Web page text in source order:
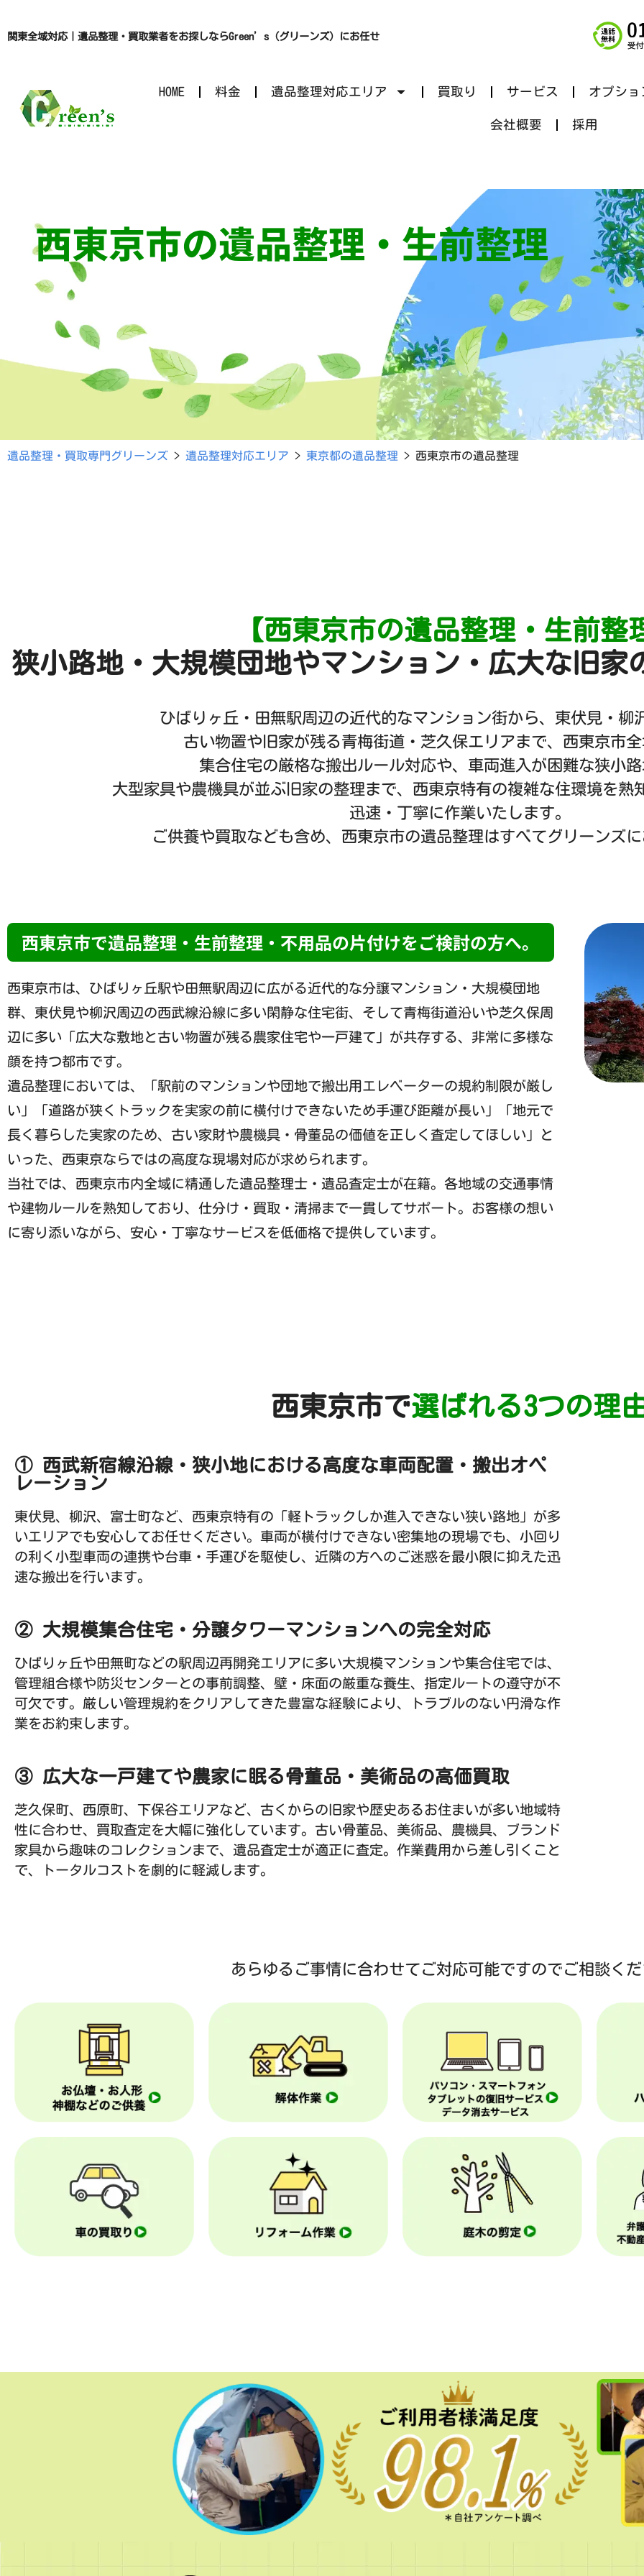
関東全域対応｜遺品整理・買取業者をお探しならGreen’s（グリーンズ）にお任せ
HOME 料金 遺品整理対応エリア 買取り サービス オプショ
会社概要 採用
西東京市の遺品整理・生前整理
遺品整理・買取専門グリーンズ > 遺品整理対応エリア > 東京都の遺品整理 > 西東京市の遺品整理
【西東京市の遺品整理・生前整
狭小路地・大規模団地やマンション・広大な旧家
ひばりヶ丘・田無駅周辺の近代的なマンション街から、東伏見・柳
古い物置や旧家が残る青梅街道・芝久保エリアまで、西東京市
集合住宅の厳格な搬出ルール対応や、車両進入が困難な狭小
大型家具や農機具が並ぶ旧家の整理まで、西東京特有の複雑な住環境を熟
迅速・丁寧に作業いたします。
ご供養や買取なども含め、西東京市の遺品整理はすべてグリーンズ
西東京市で遺品整理・生前整理・不用品の片付けをご検討の方へ。
西東京市は、ひばりヶ丘駅や田無駅周辺に広がる近代的な分譲マンション・大規模団地
群、東伏見や柳沢周辺の西武線沿線に多い閑静な住宅街、そして青梅街道沿いや芝久保周
辺に多い「広大な敷地と古い物置が残る農家住宅や一戸建て」が共存する、非常に多様な
顔を持つ都市です。
遺品整理においては、「駅前のマンションや団地で搬出用エレベーターの規約制限が厳し
い」「道路が狭くトラックを実家の前に横付けできないため手運び距離が長い」「地元で
長く暮らした実家のため、古い家財や農機具・骨董品の価値を正しく査定してほしい」と
いった、西東京ならではの高度な現場対応が求められます。
当社では、西東京市内全域に精通した遺品整理士・遺品査定士が在籍。各地域の交通事情
や建物ルールを熟知しており、仕分け・買取・清掃まで一貫してサポート。お客様の想い
に寄り添いながら、安心・丁寧なサービスを低価格で提供しています。
西東京市で選ばれる3つの理
① 西武新宿線沿線・狭小地における高度な車両配置・搬出オペ
レーション
東伏見、柳沢、富士町など、西東京特有の「軽トラックしか進入できない狭い路地」が多
いエリアでも安心してお任せください。車両が横付けできない密集地の現場でも、小回り
の利く小型車両の連携や台車・手運びを駆使し、近隣の方へのご迷惑を最小限に抑えた迅
速な搬出を行います。
② 大規模集合住宅・分譲タワーマンションへの完全対応
ひばりヶ丘や田無町などの駅周辺再開発エリアに多い大規模マンションや集合住宅では、
管理組合様や防災センターとの事前調整、壁・床面の厳重な養生、指定ルートの遵守が不
可欠です。厳しい管理規約をクリアしてきた豊富な経験により、トラブルのない円滑な作
業をお約束します。
③ 広大な一戸建てや農家に眠る骨董品・美術品の高価買取
芝久保町、西原町、下保谷エリアなど、古くからの旧家や歴史あるお住まいが多い地域特
性に合わせ、買取査定を大幅に強化しています。古い骨董品、美術品、農機具、ブランド
家具から趣味のコレクションまで、遺品査定士が適正に査定。作業費用から差し引くこと
で、トータルコストを劇的に軽減します。
あらゆるご事情に合わせてご対応可能ですのでご相談く